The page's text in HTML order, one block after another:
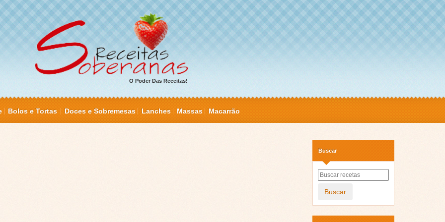
O Poder Das Receitas!
Bolos e Tortas Doces e Sobremesas Lanches Massas Macarrão
Buscar
Buscar